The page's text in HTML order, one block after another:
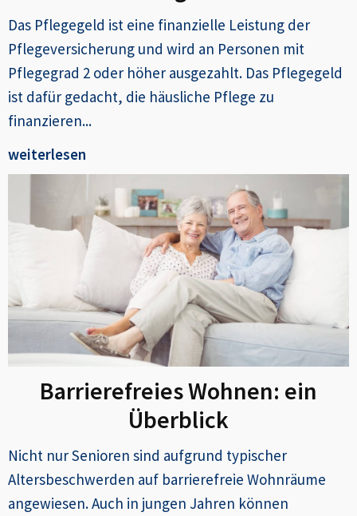
Das Pflegegeld ist eine finanzielle Leistung der
Pflegeversicherung und wird an Personen mit
Pflegegrad 2 oder höher ausgezahlt. Das Pflegegeld
ist dafür gedacht, die häusliche Pflege zu
finanzieren...
weiterlesen
Barrierefreies Wohnen: ein
Überblick
Nicht nur Senioren sind aufgrund typischer
Altersbeschwerden auf barrierefreie Wohnräume
angewiesen. Auch in jungen Jahren können